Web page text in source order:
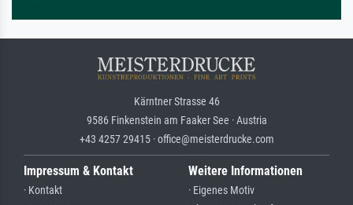
Kärntner Strasse 46
9586 Finkenstein am Faaker See · Austria
+43 4257 29415 · office@meisterdrucke.com
Impressum & Kontakt
· Kontakt
Weitere Informationen
· Eigenes Motiv